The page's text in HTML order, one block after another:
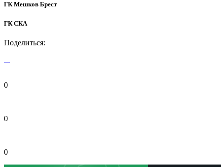
ГК Мешков Брест
ГК СКА
Поделиться:
0
0
0